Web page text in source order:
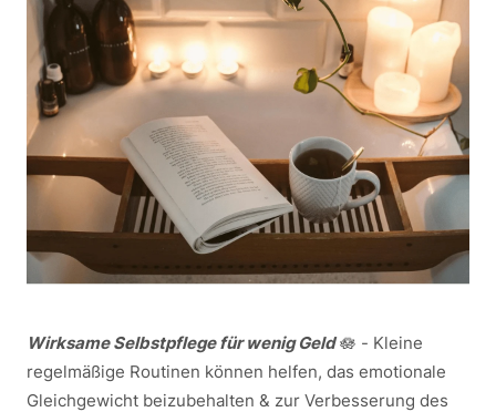
Wirksame Selbstpflege für wenig Geld🪷 - Kleine
regelmäßige Routinen können helfen, das emotionale
Gleichgewicht beizubehalten & zur Verbesserung des